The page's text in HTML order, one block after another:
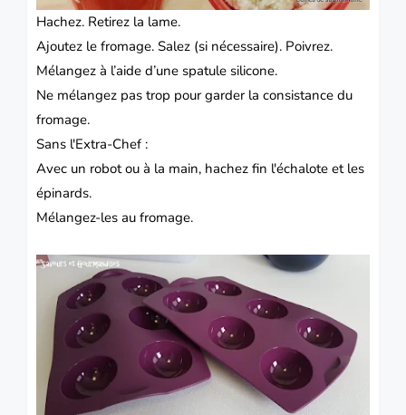
Hachez. Retirez la lame.
Ajoutez le fromage. Salez (si nécessaire). Poivrez.
Mélangez à l’aide d’une spatule silicone.
Ne mélangez pas trop pour garder la consistance du
fromage.
Sans l'Extra-Chef :
Avec un robot ou à la main, hachez fin l'échalote et les
épinards.
Mélangez-les au fromage.